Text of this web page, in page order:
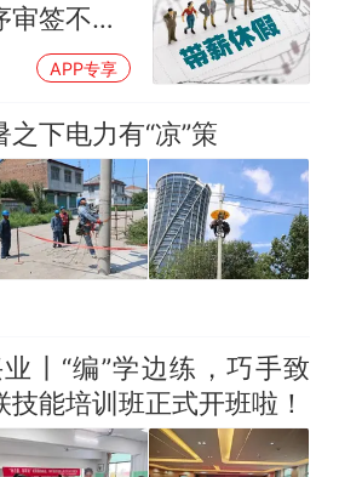
审签不规
以印发
APP专享
下电力有“凉”策
丨“编”学边练，巧手致
能培训班正式开班啦！